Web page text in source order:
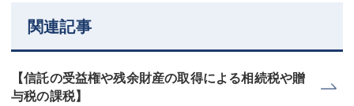
関連記事
【信託の受益権や残余財産の取得による相続税や贈
与税の課税】